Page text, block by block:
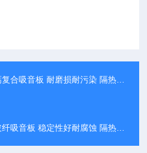
音板 耐磨损耐污染 隔热性能强 大量批发
音板 稳定性好耐腐蚀 隔热保温 可定制